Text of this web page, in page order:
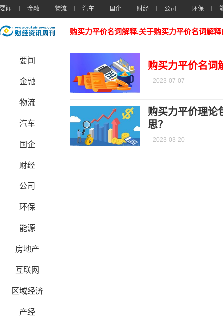
要闻 金融 物流 汽车 国企 财经 公司 环保
要闻
金融
物流
汽车
国企
财经
公司
环保
能源
房地产
互联网
区域经济
产经
购买力平价名词解释,关于购买力平价名词解
购买力平价名词
2023-07-07
购买力平价理论
思？
2023-03-20